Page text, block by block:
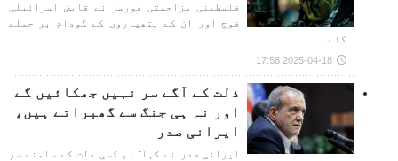
فلسطینی مزاحمتی فورسز نے قابض اسرائیلی
فوج اور ان کے ہتھیاروں کے گودام پر حملے
کئے۔
2025-04-18 17:58
ذلت کے آگے سر نہیں جھکائیں گے
اور نہ ہی جنگ سے گھبراتے ہیں،
ایرانی صدر
ایرانی صدر نے کہا: ہم کسی ذلت کے سامنے سر